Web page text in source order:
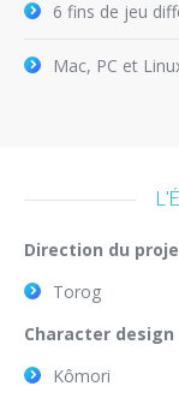
6 fins de jeu
Mac, PC et
Direction du
Torog
Character design
Kômori